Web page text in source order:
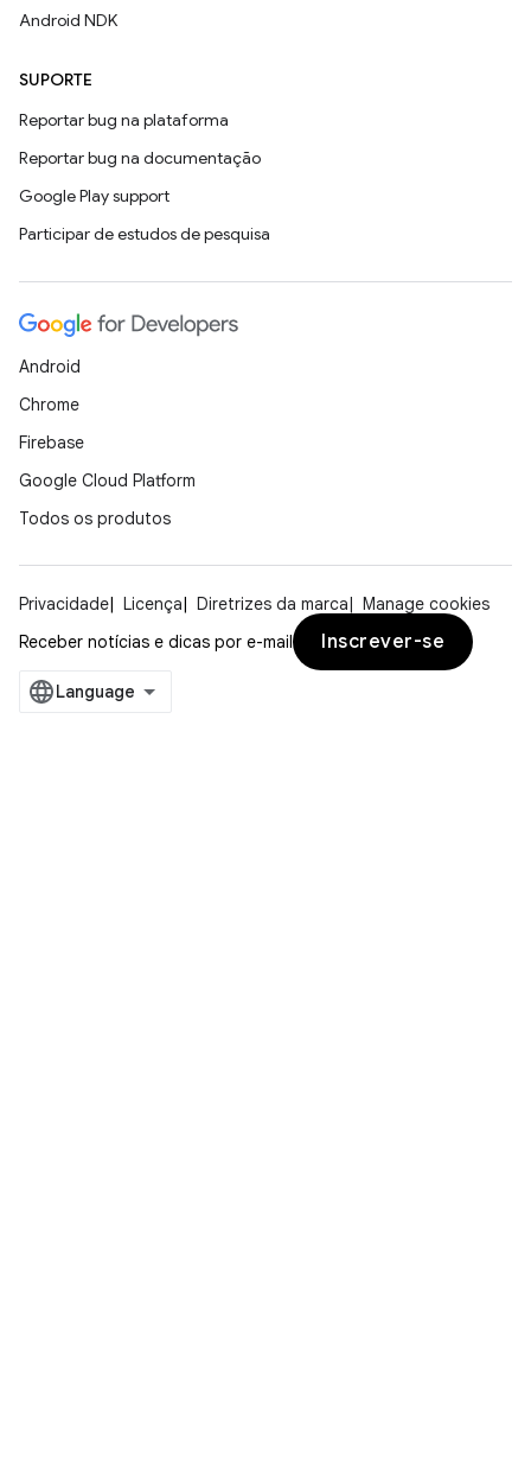
Android NDK
SUPORTE
Reportar bug na plataforma
Reportar bug na documentação
Google Play support
Participar de estudos de pesquisa
Android
Chrome
Firebase
Google Cloud Platform
Todos os produtos
Privacidade Licença Diretrizes da marca
Manage cookies
Receber notícias e dicas por e-mail
Inscrever-se